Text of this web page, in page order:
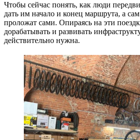
Чтобы сейчас понять, как люди
дать им начало и конец маршрута, а
проложат сами. Опираясь на эти
дорабатывать и развивать
действительно нужна.